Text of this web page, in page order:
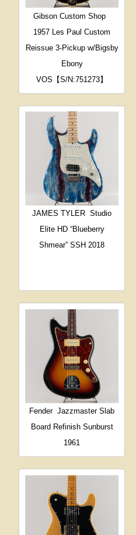
Gibson Custom Shop
1957 Les Paul Custom
Reissue 3-Pickup w/Bigsby
Ebony
VOS【S/N:751273】
JAMES TYLER Studio
Elite HD “Blueberry
Shmear” SSH 2018
Fender Jazzmaster Slab
Board Refinish Sunburst
1961